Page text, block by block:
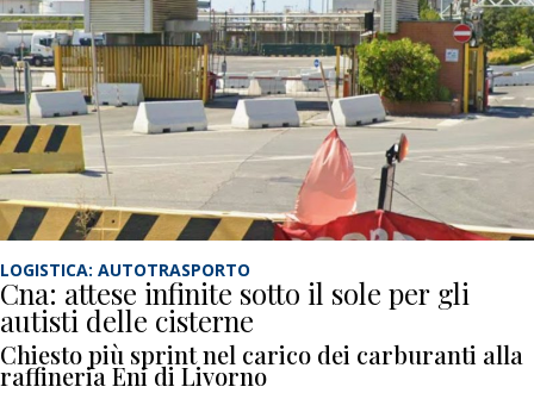
LOGISTICA: AUTOTRASPORTO
Cna: attese infinite sotto il sole per gli
autisti delle cisterne
Chiesto più sprint nel carico dei carburanti alla
raffineria Eni di Livorno